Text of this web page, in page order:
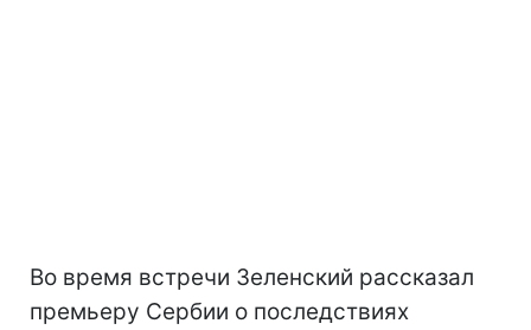
Во время встречи Зеленский рассказал
премьеру Сербии о последствиях